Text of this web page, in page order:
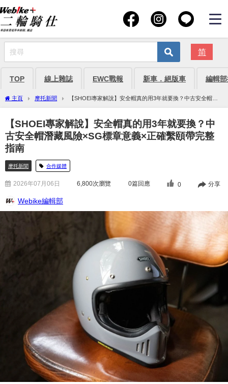
简
TOP 線上雜誌 EWC戰報 新車．絕版車 編輯
主頁 摩托新聞
【SHOEI專家解說】安全帽真的用3年就要換？中古安全帽潛
藏風險×SG標章意義×正確繫頤帶完整指南
【SHOEI專家解說】安全帽真的用3年就要換？中
古安全帽潛藏風險×SG標章意義×正確繫頤帶完整
指南
摩托新聞 合作媒體
2026年07月06日 6,800次瀏覽 0篇回應 0 分享
Webike編輯部